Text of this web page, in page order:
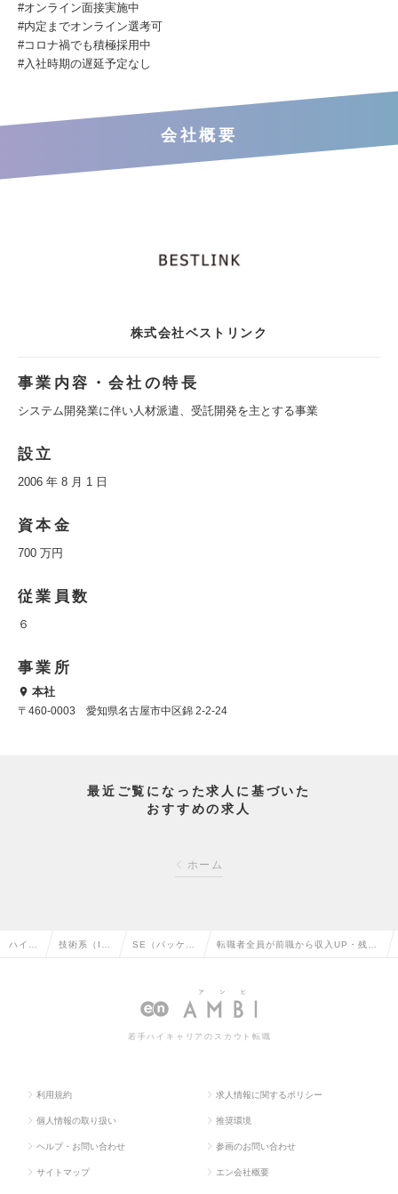
#オンライン面接実施中
#内定までオンライン選考可
#コロナ禍でも積極採用中
#入社時期の遅延予定なし
会社概要
株式会社ベストリンク
事業内容・会社の特長
システム開発業に伴い人材派遣、受託開発を主とする事業
設立
2006 年 8 月 1 日
資本金
700 万円
従業員数
６
事業所
本社
〒460-0003 愛知県名古屋市中区錦 2-2-24
最近ご覧になった求人に基づいた
おすすめの求人
ホーム
ハイク 技術系（I SE（パッケー
ェア系）の転
転職者全員が前職から収入UP・残業
ジニア（神奈川県勤務）の求人情報
若手ハイキャリアのスカウト転職
利用規約 求人情報に関するポリシー
個人情報の取り扱い 推奨環境
ヘルプ・お問い合わせ 参画のお問い合わせ
サイトマップ エン会社概要